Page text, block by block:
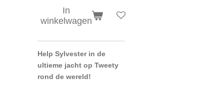
In
winkelwagen
Help Sylvester in de
ultieme jacht op Tweety
rond de wereld!